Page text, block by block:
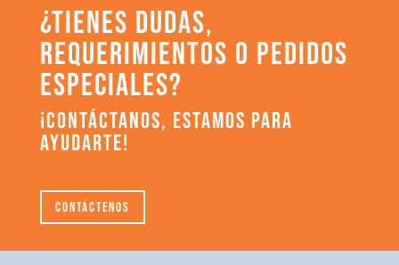
¿TIENES DUDAS,
REQUERIMIENTOS O PEDIDOS
ESPECIALES?
¡CONTÁCTANOS, ESTAMOS PARA
AYUDARTE!
Contáctenos